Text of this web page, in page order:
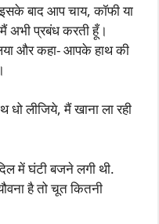
बाद आप चाय, कॉफी या
अभी प्रबंध करती हूँ।
और कहा- आपके हाथ की
धो लीजिये, मैं खाना ला रही
में घंटी बजने लगी थी.
है तो चूत कितनी